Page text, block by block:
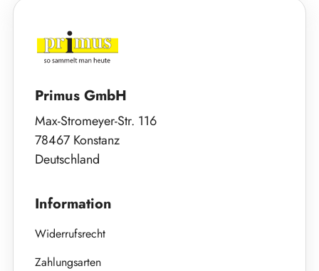
Primus GmbH
Max-Stromeyer-Str. 116
78467 Konstanz
Deutschland
Information
Widerrufsrecht
Zahlungsarten